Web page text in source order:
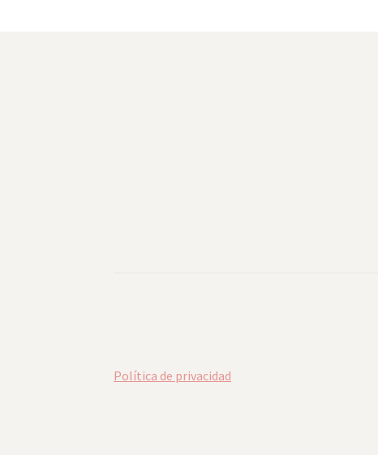
Política de privacidad